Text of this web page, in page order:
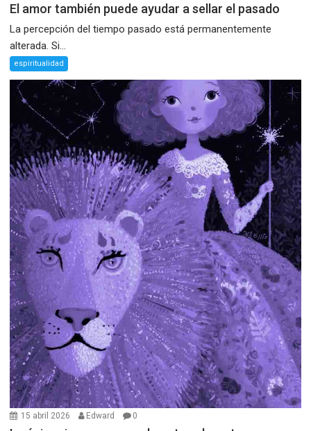
El amor también puede ayudar a sellar el pasado
La percepción del tiempo pasado está permanentemente
alterada. Si...
espiritualidad
15 abril 2026 Edward 0